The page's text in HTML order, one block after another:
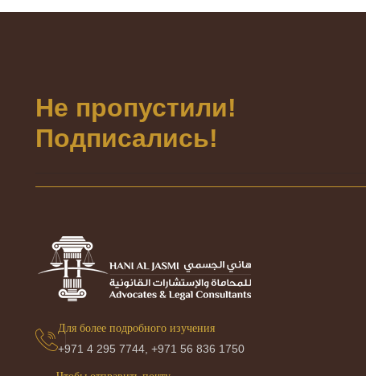
Не пропустили!
Подписались!
Для более подробного изучения
+971 4 295 7744, +971 56 836 1750